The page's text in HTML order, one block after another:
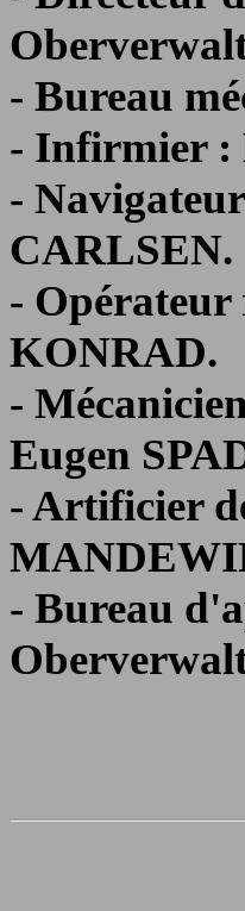
- Bureau
- Infirmier :
-
CARLSEN.
-
KONRAD.
-
Eugen
- Artificier
- Bureau